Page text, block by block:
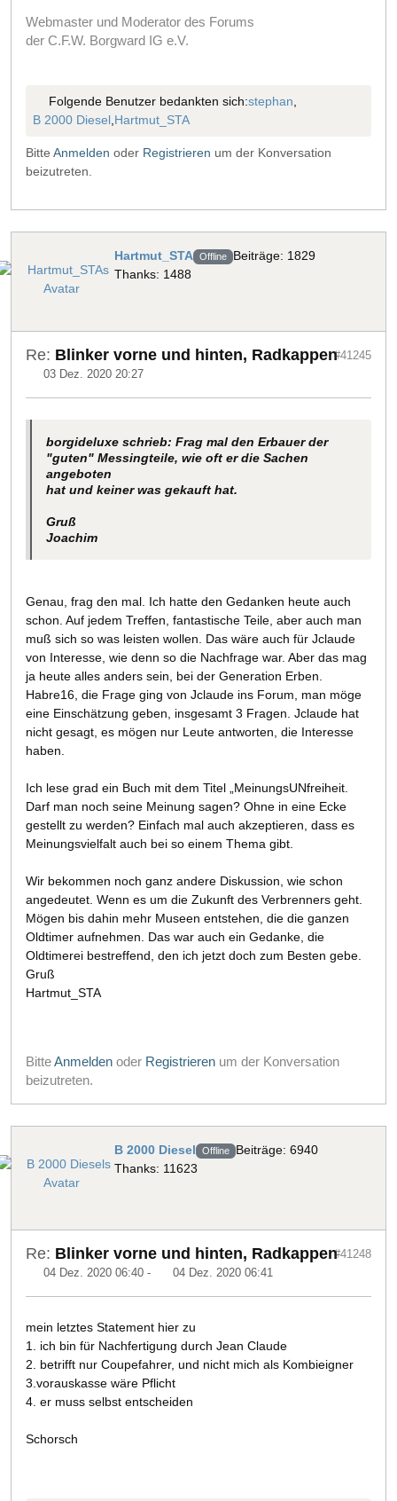
Webmaster und Moderator des Forums
der C.F.W. Borgward IG e.V.
Folgende Benutzer bedankten sich:stephan,
B 2000 Diesel,Hartmut_STA
Bitte Anmelden oder Registrieren um der Konversation
beizutreten.
Hartmut_STA Offline Beiträge: 1829
Thanks: 1488
Re: Blinker vorne und hinten, Radkappen
03 Dez. 2020 20:27
#41245
borgideluxe schrieb: Frag mal den Erbauer der
"guten" Messingteile, wie oft er die Sachen
angeboten
hat und keiner was gekauft hat.
Gruß
Joachim
Genau, frag den mal. Ich hatte den Gedanken heute auch
schon. Auf jedem Treffen, fantastische Teile, aber auch man
muß sich so was leisten wollen. Das wäre auch für Jclaude
von Interesse, wie denn so die Nachfrage war. Aber das mag
ja heute alles anders sein, bei der Generation Erben.
Habre16, die Frage ging von Jclaude ins Forum, man möge
eine Einschätzung geben, insgesamt 3 Fragen. Jclaude hat
nicht gesagt, es mögen nur Leute antworten, die Interesse
haben.
Ich lese grad ein Buch mit dem Titel „MeinungsUNfreiheit.
Darf man noch seine Meinung sagen? Ohne in eine Ecke
gestellt zu werden? Einfach mal auch akzeptieren, dass es
Meinungsvielfalt auch bei so einem Thema gibt.
Wir bekommen noch ganz andere Diskussion, wie schon
angedeutet. Wenn es um die Zukunft des Verbrenners geht.
Mögen bis dahin mehr Museen entstehen, die die ganzen
Oldtimer aufnehmen. Das war auch ein Gedanke, die
Oldtimerei bestreffend, den ich jetzt doch zum Besten gebe.
Gruß
Hartmut_STA
BitteAnmelden oder Registrieren um der Konversation
beizutreten.
B 2000 Diesel Offline Beiträge: 6940
Thanks: 11623
Re: Blinker vorne und hinten, Radkappen
04 Dez. 2020 06:40 - 04 Dez. 2020 06:41
#41248
mein letztes Statement hier zu
1. ich bin für Nachfertigung durch Jean Claude
2. betrifft nur Coupefahrer, und nicht mich als Kombieigner
3.vorauskasse wäre Pflicht
4. er muss selbst entscheiden
Schorsch